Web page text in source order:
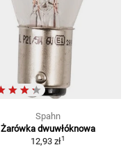
Spahn
Żarówka dwuwłóknowa
12,93 zł1